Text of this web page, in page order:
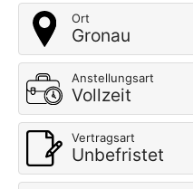
Ort
Gronau
Anstellungsart
Vollzeit
Vertragsart
Unbefristet